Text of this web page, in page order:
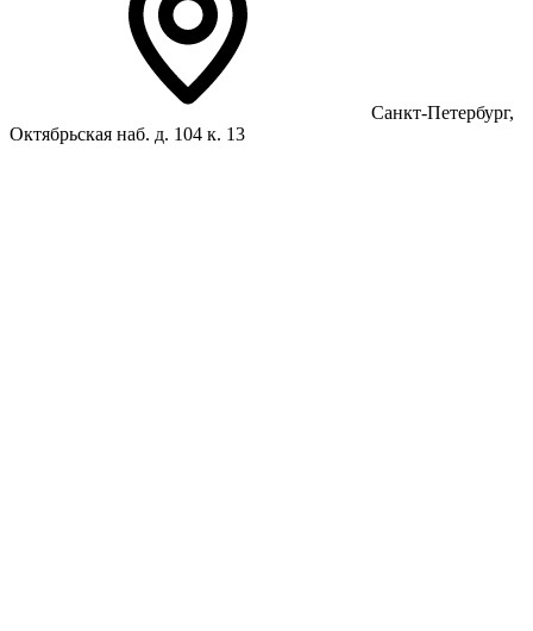
Санкт-Петербург,
Октябрьская наб. д. 104 к. 13